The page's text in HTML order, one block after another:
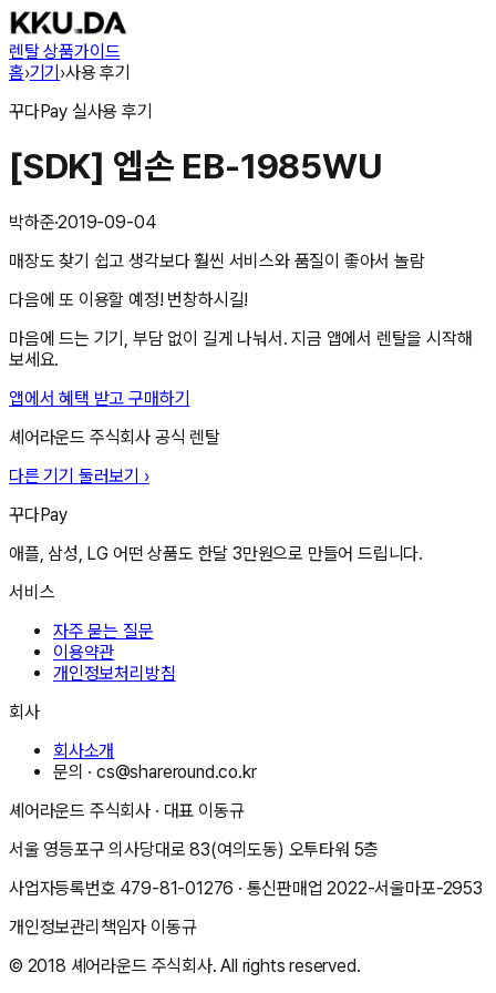
렌탈 상품가이드
홈›기기›사용 후기
꾸다Pay 실사용 후기
[SDK] 엡손 EB-1985WU
박하준·2019-09-04
매장도 찾기 쉽고 생각보다 훨씬 서비스와 품질이 좋아서 놀람
다음에 또 이용할 예정! 번창하시길!
마음에 드는 기기, 부담 없이 길게 나눠서. 지금 앱에서 렌탈을 시작해
보세요.
앱에서 혜택 받고 구매하기
셰어라운드 주식회사 공식 렌탈
다른 기기 둘러보기 ›
꾸다Pay
애플, 삼성, LG 어떤 상품도 한달 3만원으로 만들어 드립니다.
서비스
자주 묻는 질문
이용약관
개인정보처리방침
회사
회사소개
문의 ·cs@shareround.co.kr
셰어라운드 주식회사 · 대표 이동규
서울 영등포구 의사당대로 83(여의도동) 오투타워 5층
사업자등록번호 479-81-01276 · 통신판매업2022-서울마포-2953
개인정보관리책임자 이동규
© 2018 셰어라운드 주식회사. All rights reserved.